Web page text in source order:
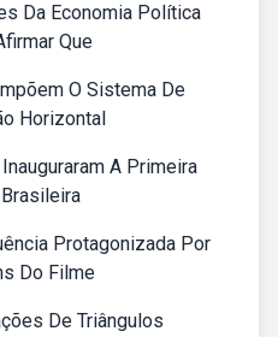
Da Economia Política
Que
O Sistema De
Horizontal
A Primeira
Protagonizada Por
Do Filme
De Triângulos